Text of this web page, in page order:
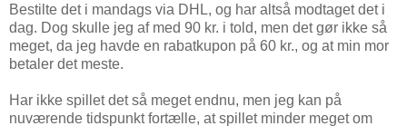
Bestilte det i mandags via DHL, og har altså modtaget det i
dag. Dog skulle jeg af med 90 kr. i told, men det gør ikke så
meget, da jeg havde en rabatkupon på 60 kr., og at min mor
betaler det meste.
Har ikke spillet det så meget endnu, men jeg kan på
nuværende tidspunkt fortælle, at spillet minder meget om